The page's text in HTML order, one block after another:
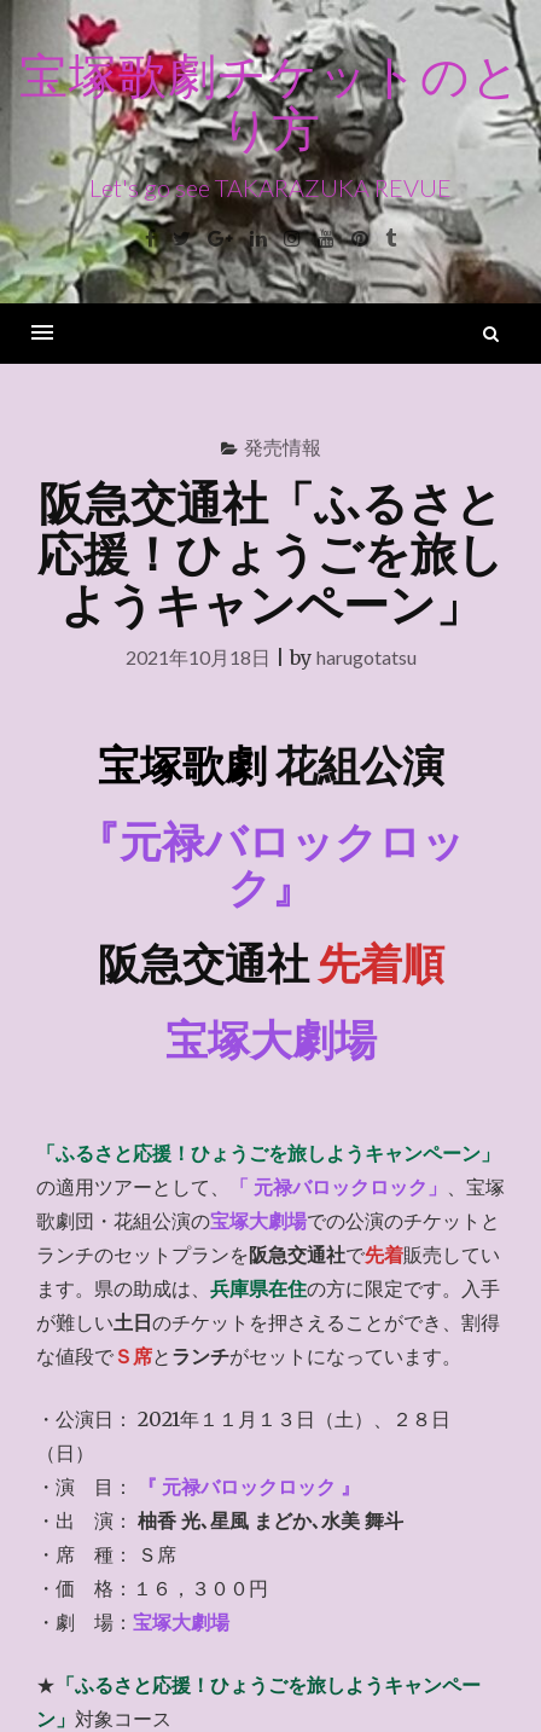
ン
ス
キ
ッ
宝塚歌劇チケットのと
り方
Let's go see TAKARAZUKA REVUE
Facebook
TwitterGoogle+LinkedinInstagram
YoutubePinterest
Tumblr
発売情報
阪急交通社「ふるさと
応援！ひょうごを旅し
ようキャンペーン」
2021年10月18日 |by harugotatsu
宝塚歌劇 花組公演
『元禄バロックロッ
ク』
阪急交通社 先着順
宝塚大劇場
「ふるさと応援！ひょうごを旅しようキャンペーン」
の適用ツアーとして、
「 元禄バロックロック」 、宝塚
歌劇団・花組公演の宝塚大劇場での公演のチケットと
ランチのセットプランを阪急交通社で先着販売してい
ます。県の助成は、 兵庫県在住の方に限定です。入手
が難しい土日のチケットを押さえることができ、割得
な値段でＳ席と ランチがセットになっています。
・公演日： 2021年１１月１３日（土）、２８日
（日）
・演 目：
『 元禄バロックロック 』
・出 演： 柚香 光､星風 まどか､水美 舞斗
・席 種： Ｓ席
・価 格：１６，３００円
・劇 場： 宝塚大劇場
★ 「ふるさと応援！ひょうごを旅しようキャンペー
ン」 対象コース